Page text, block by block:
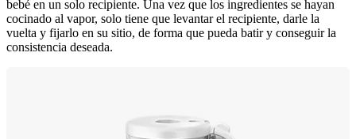
bebé en un solo recipiente. Una vez que los ingredientes se hayan
cocinado al vapor, solo tiene que levantar el recipiente, darle la
vuelta y fijarlo en su sitio, de forma que pueda batir y conseguir la
consistencia deseada.